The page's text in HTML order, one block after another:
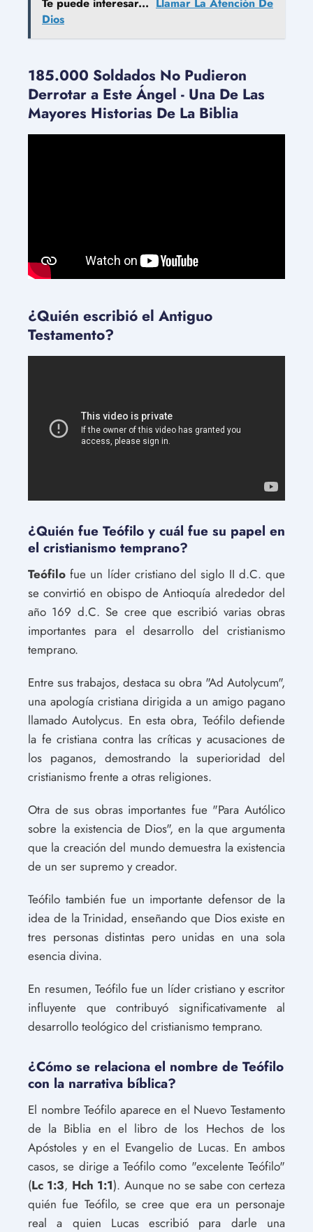
Dios
185.000 Soldados No Pudieron
Derrotar a Este Ángel - Una De Las
Mayores Historias De La Biblia
¿Quién escribió el Antiguo
Testamento?
¿Quién fue Teófilo y cuál fue su papel en
el cristianismo temprano?
Teófilo fue un líder cristiano del siglo II d.C. que
se convirtió en obispo de Antioquía alrededor del
año 169 d.C. Se cree que escribió varias obras
importantes para el desarrollo del cristianismo
temprano.
Entre sus trabajos, destaca su obra "Ad Autolycum",
una apología cristiana dirigida a un amigo pagano
llamado Autolycus. En esta obra, Teófilo defiende
la fe cristiana contra las críticas y acusaciones de
los paganos, demostrando la superioridad del
cristianismo frente a otras religiones.
Otra de sus obras importantes fue "Para Autólico
sobre la existencia de Dios", en la que argumenta
que la creación del mundo demuestra la existencia
de un ser supremo y creador.
Teófilo también fue un importante defensor de la
idea de la Trinidad, enseñando que Dios existe en
tres personas distintas pero unidas en una sola
esencia divina.
En resumen, Teófilo fue un líder cristiano y escritor
influyente que contribuyó significativamente al
desarrollo teológico del cristianismo temprano.
¿Cómo se relaciona el nombre de Teófilo
con la narrativa bíblica?
El nombre Teófilo aparece en el Nuevo Testamento
de la Biblia en el libro de los Hechos de los
Apóstoles y en el Evangelio de Lucas. En ambos
casos, se dirige a Teófilo como "excelente Teófilo"
(Lc 1:3, Hch 1:1). Aunque no se sabe con certeza
quién fue Teófilo, se cree que era un personaje
real a quien Lucas escribió para darle una